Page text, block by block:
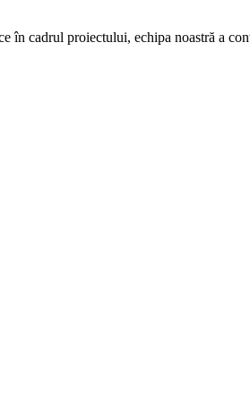
cadrul proiectului, echipa noastră a